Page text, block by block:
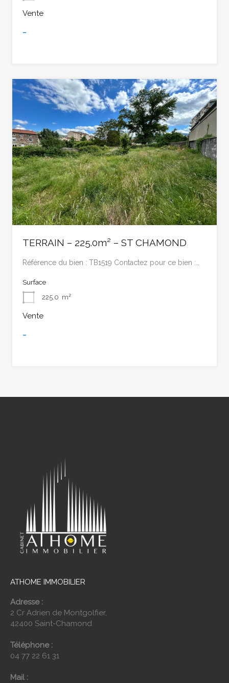
Vente
-
TERRAIN – 225.0m² – ST CHAMOND
Référence du bien : TB1519 Contactez pour ce bien :…
Surface
225.0 m²
Vente
-
ATHOME IMMOBILIER
Adresse :
2 Cr Adrien de Montgolfier,
42400 Saint-Chamond
Téléphone :
04 77 22 61 31
Mail :